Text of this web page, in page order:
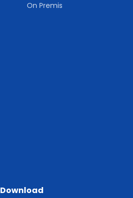
On Premis
Download